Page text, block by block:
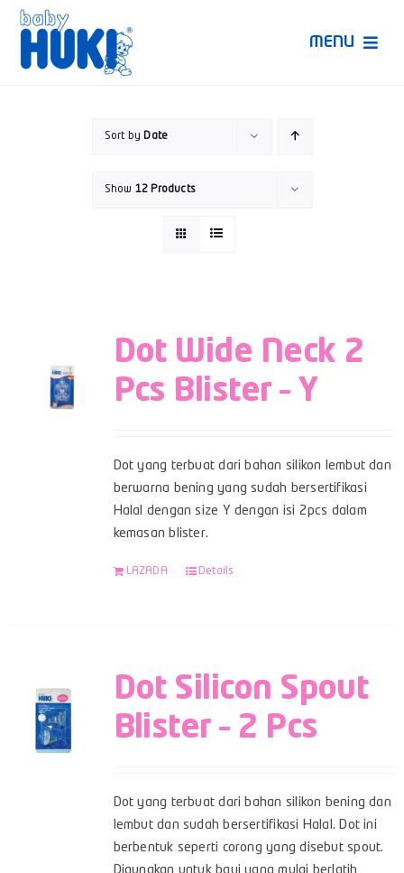
Skip
content
MENU
Sort by Date
Show 12 Products
Dot Wide Neck 2
Pcs Blister – Y
Dot yang terbuat dari bahan silikon lembut dan
berwarna bening yang sudah bersertifikasi
Halal dengan size Y dengan isi 2pcs dalam
kemasan blister.
LAZADA Details
Dot Silicon Spout
Blister – 2 Pcs
Dot yang terbuat dari bahan silikon bening dan
lembut dan sudah bersertifikasi Halal. Dot ini
berbentuk seperti corong yang disebut spout.